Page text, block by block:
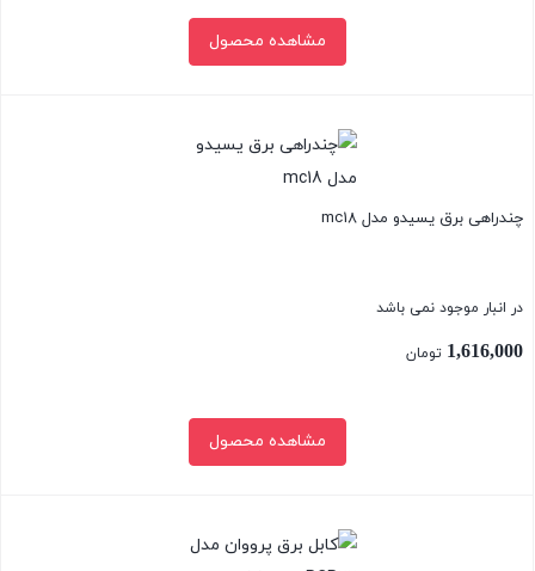
1,500,000 تومان
مشاهده محصول
چندراهی برق یسیدو مدل mc18
در انبار موجود نمی باشد
1,616,000 تومان
مشاهده محصول